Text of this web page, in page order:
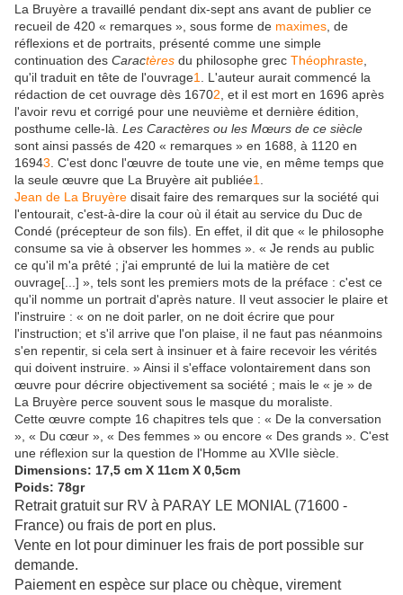
La Bruyère a travaillé pendant dix-sept ans avant de publier ce
recueil de 420 « remarques », sous forme de maximes , de
réflexions et de portraits, présenté comme une simple
continuation des Caractères du philosophe grec Théophraste
qu'il traduit en tête de l'ouvrage1
. L'auteur aurait commencé la
rédaction de cet ouvrage dès 16702 , et il est mort en 1696 après
l'avoir revu et corrigé pour une neuvième et dernière édition,
posthume celle-là. Les Caractères ou les Mœurs de ce siècle
sont ainsi passés de 420 « remarques » en 1688, à 1120 en
16943 . C'est donc l'œuvre de toute une vie, en même temps que
la seule œuvre que La Bruyère ait publiée1
Jean de La Bruyère disait faire des remarques sur la société qui
l'entourait, c'est-à-dire la cour où il était au service du Duc de
Condé (précepteur de son fils). En effet, il dit que « le philosophe
consume sa vie à observer les hommes ». « Je rends au public
ce qu'il m'a prêté ; j'ai emprunté de lui la matière de cet
ouvrage[...] », tels sont les premiers mots de la préface : c'est ce
qu'il nomme un portrait d'après nature. Il veut associer le plaire et
l'instruire : « on ne doit parler, on ne doit écrire que pour
l'instruction; et s'il arrive que l'on plaise, il ne faut pas néanmoins
s'en repentir, si cela sert à insinuer et à faire recevoir les vérités
qui doivent instruire. » Ainsi il s'efface volontairement dans son
œuvre pour décrire objectivement sa société ; mais le « je » de
La Bruyère perce souvent sous le masque du moraliste.
Cette œuvre compte 16 chapitres tels que : « De la conversation
», « Du cœur », « Des femmes » ou encore « Des grands ». C'est
une réflexion sur la question de l'Homme au XVIIe siècle.
Dimensions: 17,5 cm X 11cm X 0,5cm
Poids: 78gr
Retrait gratuit sur RV à PARAY LE MONIAL (71600 -
France) ou frais de port en plus.
Vente en lot pour diminuer les frais de port possible sur
demande.
Paiement en espèce sur place ou chèque, virement